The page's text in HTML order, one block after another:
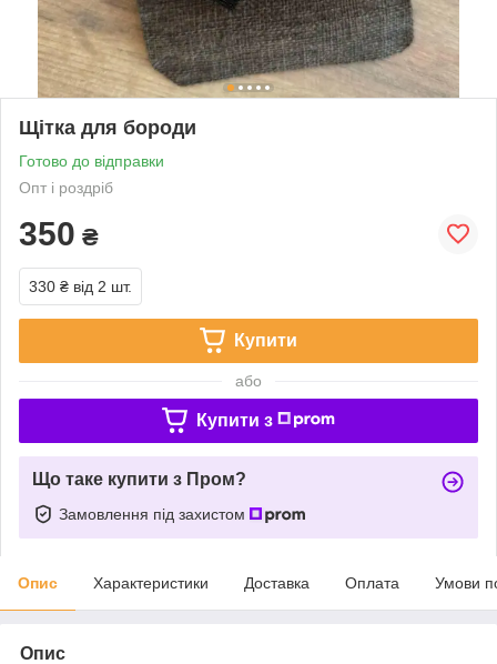
Щітка для бороди
Готово до відправки
Опт і роздріб
350 ₴
330 ₴ від 2 шт.
Купити
або
Купити з
Що таке купити з Пром?
Замовлення під захистом
Опис Характеристики Доставка Оплата Умови
Опис